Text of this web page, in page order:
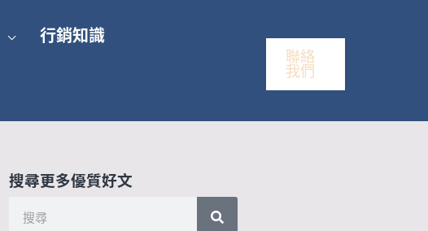
行銷知識
聯絡
我們
搜尋更多優質好文